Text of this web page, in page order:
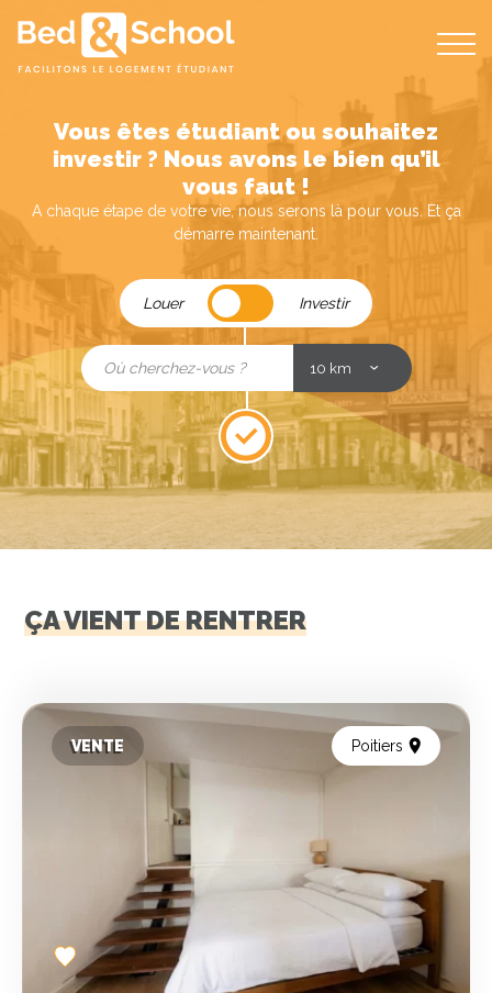
Bed
School
Vous êtes étudiant ou souhaitez
investir ? Nous avons le bien qu’il
vous faut !
A chaque étape de votre vie, nous serons là pour vous. Et ça
démarre maintenant.
Louer
Louer
/
Investir
Investir
ÇA VIENT DE RENTRER
VENTE Poitiers
Add
to
favorites